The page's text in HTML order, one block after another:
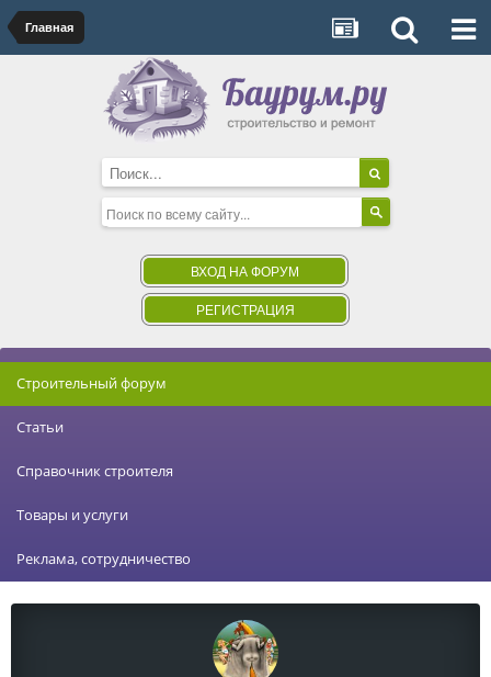
Главная
ВХОД НА ФОРУМ
РЕГИСТРАЦИЯ
Строительный форум
Статьи
Справочник строителя
Товары и услуги
Реклама, сотрудничество